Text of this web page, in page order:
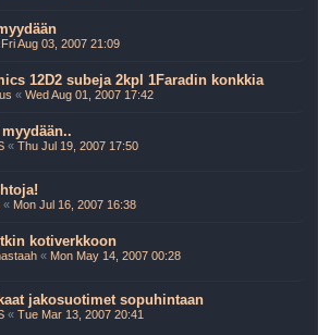
Fri Aug 03, 2007 21:09
12D2 subeja 2kpl 1Faradin konkkia
« Wed Aug 01, 2007 17:42
« Thu Jul 19, 2007 17:50
« Mon Jul 16, 2007 16:38
kotiverkkoon
« Mon May 14, 2007 00:28
jakosuotimet sopuhintaan
« Tue Mar 13, 2007 20:41